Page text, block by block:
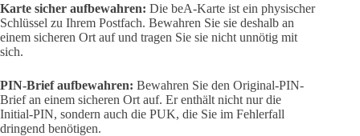
Karte sicher aufbewahren: Die beA-Karte ist ein physischer
Schlüssel zu Ihrem Postfach. Bewahren Sie sie deshalb an
einem sicheren Ort auf und tragen Sie sie nicht unnötig mit
sich.
PIN-Brief aufbewahren: Bewahren Sie den Original-PIN-
Brief an einem sicheren Ort auf. Er enthält nicht nur die
Initial-PIN, sondern auch die PUK, die Sie im Fehlerfall
dringend benötigen.